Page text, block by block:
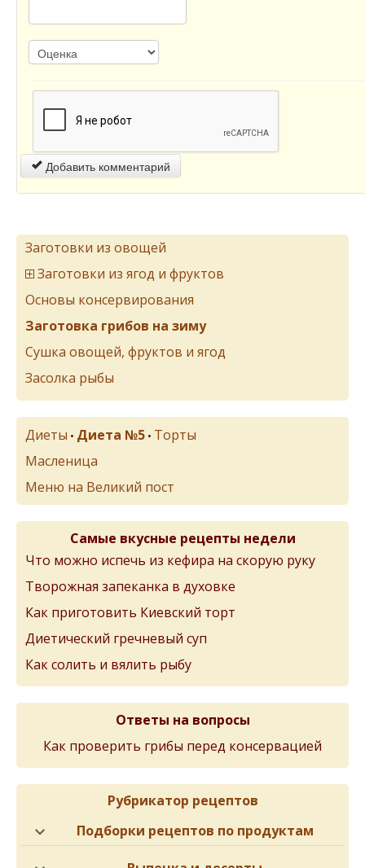
Добавить комментарий
Заготовки из овощей
Заготовки из ягод и фруктов
Основы консервирования
Заготовка грибов на зиму
Сушка овощей, фруктов и ягод
Засолка рыбы
Диеты • Диета №5 • Торты
Масленица
Меню на Великий пост
Самые вкусные рецепты недели
Что можно испечь из кефира на скорую руку
Творожная запеканка в духовке
Как приготовить Киевский торт
Диетический гречневый суп
Как солить и вялить рыбу
Ответы на вопросы
Как проверить грибы перед консервацией
Рубрикатор рецептов
Подборки рецептов по продуктам